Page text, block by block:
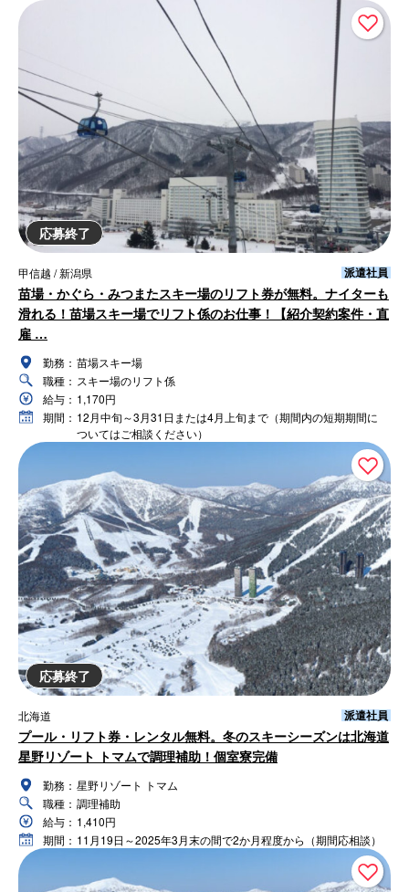
応募終了
甲信越 / 新潟県 派遣社員
苗場・かぐら・みつまたスキー場のリフト券が無料。ナイターも
滑れる！苗場スキー場でリフト係のお仕事！【紹介契約案件・直
雇 …
勤務： 苗場スキー場
職種： スキー場のリフト係
給与： 1,170円
期間： 12月中旬～3月31日または4月上旬まで（期間内の短期期間に
ついてはご相談ください）
応募終了
北海道 派遣社員
プール・リフト券・レンタル無料。冬のスキーシーズンは北海道
星野リゾート トマムで調理補助！個室寮完備
勤務： 星野リゾート トマム
職種： 調理補助
給与： 1,410円
期間： 11月19日～2025年3月末の間で2か月程度から（期間応相談）